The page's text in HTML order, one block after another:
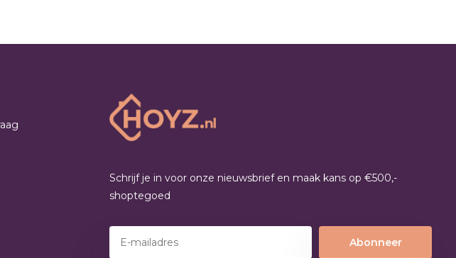
Schrijf je in voor onze nieuwsbrief en maak kans op €500,-
shoptegoed
Abonneer